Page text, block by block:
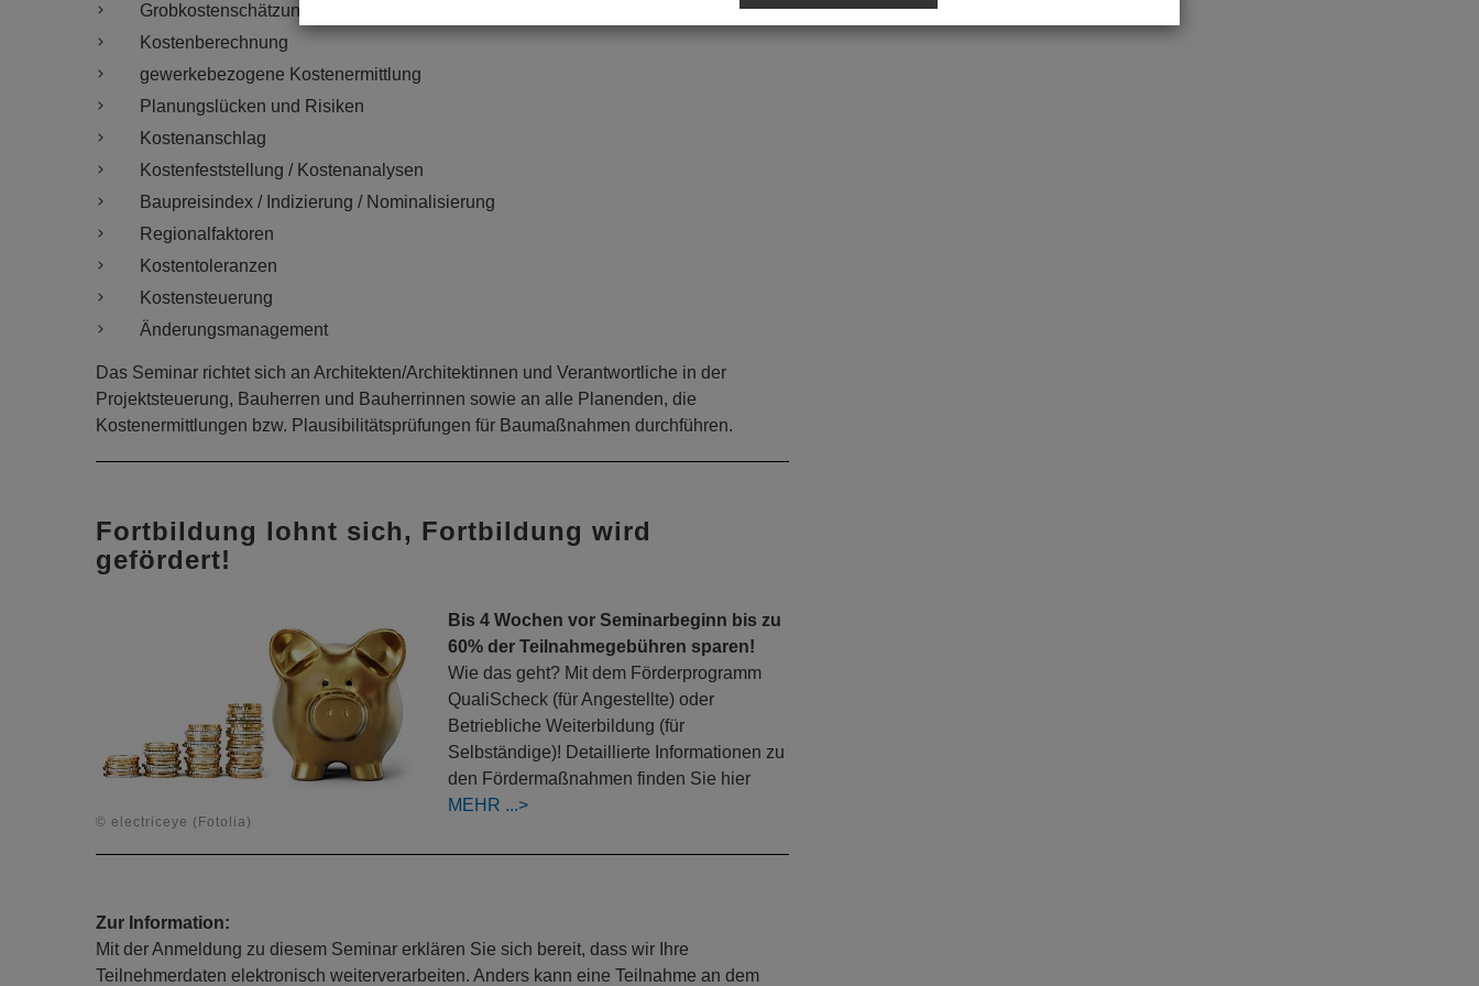
Grobkostenschätzung / Kostenschätzung
Kostenberechnung
gewerkebezogene Kostenermittlung
Planungslücken und Risiken
Kostenanschlag
Kostenfeststellung / Kostenanalysen
Baupreisindex / Indizierung / Nominalisierung
Regionalfaktoren
Kostentoleranzen
Kostensteuerung
Änderungsmanagement
Das Seminar richtet sich an Architekten/Architektinnen und Verantwortliche in der
Projektsteuerung, Bauherren und Bauherrinnen sowie an alle Planenden, die
Kostenermittlungen bzw. Plausibilitätsprüfungen für Baumaßnahmen durchführen.
Fortbildung lohnt sich, Fortbildung wird
gefördert!
© electriceye (Fotolia)
Bis 4 Wochen vor Seminarbeginn bis zu
60% der Teilnahmegebühren sparen!
Wie das geht? Mit dem Förderprogramm
QualiScheck (für Angestellte) oder
Betriebliche Weiterbildung (für
Selbständige)! Detaillierte Informationen zu
den Fördermaßnahmen finden Sie hier
MEHR
Zur Information:
Mit der Anmeldung zu diesem Seminar erklären Sie sich bereit, dass wir Ihre
Teilnehmerdaten elektronisch weiterverarbeiten. Anders kann eine Teilnahme an dem